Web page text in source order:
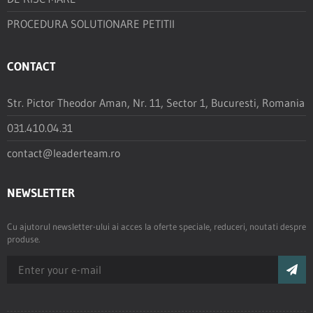
PROCEDURA SOLUTIONARE PETITII
CONTACT
Str. Pictor Theodor Aman, Nr. 11, Sector 1, Bucuresti, Romania
031.410.04.31
contact@leaderteam.ro
NEWSLETTER
Cu ajutorul newsletter-ului ai acces la oferte speciale, reduceri, noutati despre
produse.